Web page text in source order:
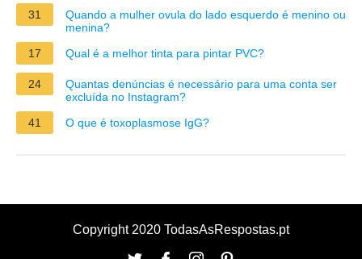
31
Quando a mulher ovula do lado esquerdo é menino ou
menina?
17
Qual é a melhor tinta para pintar PVC?
24
Quantas denúncias é necessário para uma conta ser
excluída no Instagram?
41
O que é toxoplasmose IgG?
Copyright 2020 TodasAsRespostas.pt